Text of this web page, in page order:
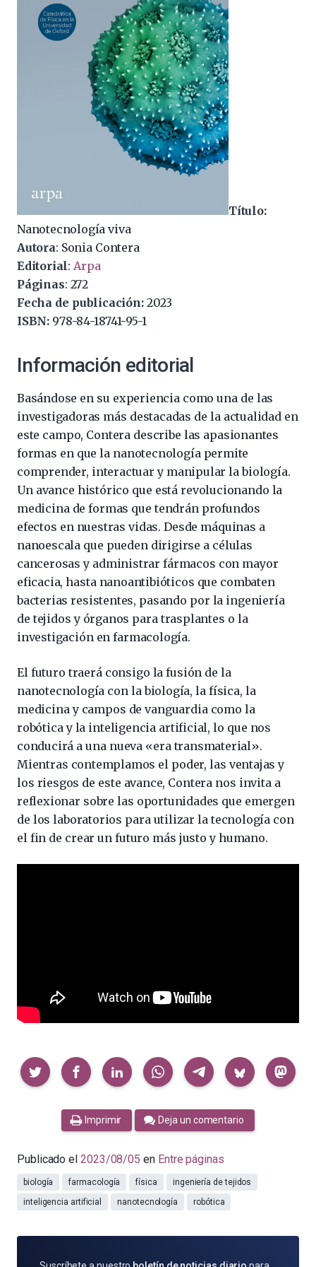
Título:
Nanotecnología viva
Autora: Sonia Contera
Editorial:Arpa
Páginas: 272
Fecha de publicación:2023
ISBN: 978-84-18741-95-1
Información editorial
Basándose en su experiencia como una de las
investigadoras más destacadas de la actualidad en
este campo, Contera describe las apasionantes
formas en que la nanotecnología permite
comprender, interactuar y manipular la biología.
Un avance histórico que está revolucionando la
medicina de formas que tendrán profundos
efectos en nuestras vidas. Desde máquinas a
nanoescala que pueden dirigirse a células
cancerosas y administrar fármacos con mayor
eficacia, hasta nanoantibióticos que combaten
bacterias resistentes, pasando por la ingeniería
de tejidos y órganos para trasplantes o la
investigación en farmacología.
El futuro traerá consigo la fusión de la
nanotecnología con la biología, la física, la
medicina y campos de vanguardia como la
robótica y la inteligencia artificial, lo que nos
conducirá a una nueva «era transmaterial».
Mientras contemplamos el poder, las ventajas y
los riesgos de este avance, Contera nos invita a
reflexionar sobre las oportunidades que emergen
de los laboratorios para utilizar la tecnología con
el fin de crear un futuro más justo y humano.
Compartir
Imprimir Deja un comentario
Publicado el 2023/08/05 en Entre páginas
biología farmacología física
ingeniería de tejidos
inteligencia artificial
nanotecnología robótica